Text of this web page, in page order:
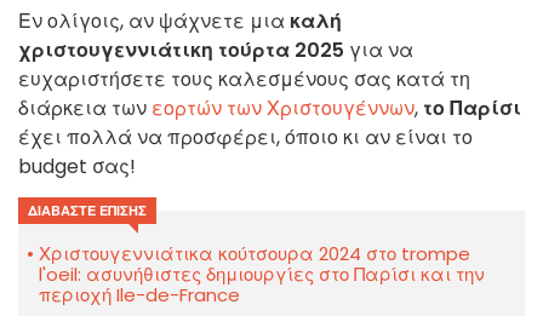
Εν ολίγοις, αν ψάχνετε μια καλή
χριστουγεννιάτικη τούρτα 2025 για να
ευχαριστήσετε τους καλεσμένους σας κατά τη
διάρκεια των εορτών των Χριστουγέννων, το Παρίσι
έχει πολλά να προσφέρει, όποιο κι αν είναι το
budget σας!
ΔΙΑΒΆΣΤΕ ΕΠΊΣΗΣ
Χριστουγεννιάτικα κούτσουρα 2024 στο trompe
l'oeil: ασυνήθιστες δημιουργίες στο Παρίσι και την
περιοχή Ile-de-France